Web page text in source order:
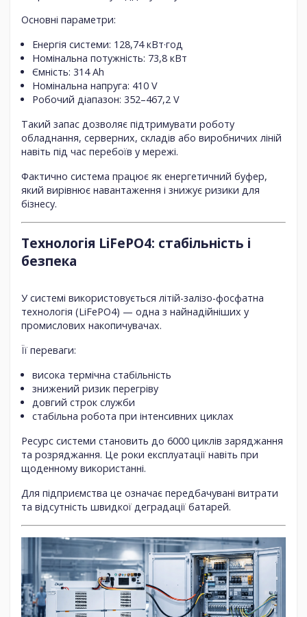
Основні параметри:
Енергія системи: 128,74 кВт·год
Номінальна потужність: 73,8 кВт
Ємність: 314 Ah
Номінальна напруга: 410 V
Робочий діапазон: 352–467,2 V
Такий запас дозволяє підтримувати роботу
обладнання, серверних, складів або виробничих ліній
навіть під час перебоїв у мережі.
Фактично система працює як енергетичний буфер,
який вирівнює навантаження і знижує ризики для
бізнесу.
Технологія LiFePO4: стабільність і
безпека
У системі використовується літій-залізо-фосфатна
технологія (LiFePO4) — одна з найнадійніших у
промислових накопичувачах.
Її переваги:
висока термічна стабільність
знижений ризик перегріву
довгий строк служби
стабільна робота при інтенсивних циклах
Ресурс системи становить до 6000 циклів заряджання
та розряджання. Це роки експлуатації навіть при
щоденному використанні.
Для підприємства це означає передбачувані витрати
та відсутність швидкої деградації батарей.